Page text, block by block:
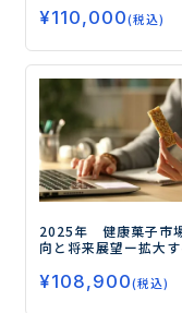
実装力競争の勝ち筋ー
¥110,000(税込)
2025年 健康菓子市
向と将来展望ー拡大
はー
¥108,900(税込)